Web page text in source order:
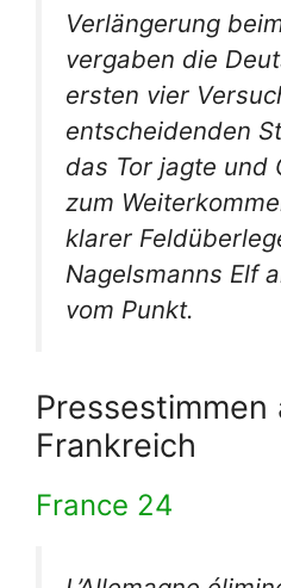
Verlängerung
vergaben die
ersten vier
entscheidenden
das Tor jagte und
zum
klarer
Nagelsmanns Elf
vom Punkt.
Pressestimmen
Frankreich
France 24